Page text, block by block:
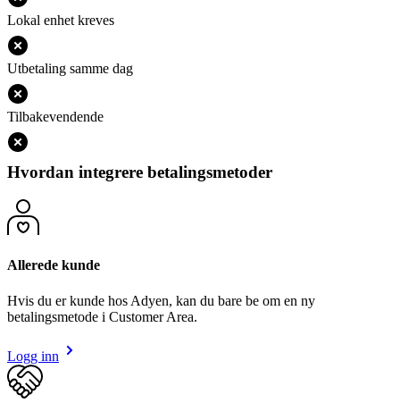
Lokal enhet kreves
Utbetaling samme dag
Tilbakevendende
Hvordan integrere betalingsmetoder
Allerede kunde
Hvis du er kunde hos Adyen, kan du bare be om en ny
betalingsmetode i Customer Area.
Logg inn